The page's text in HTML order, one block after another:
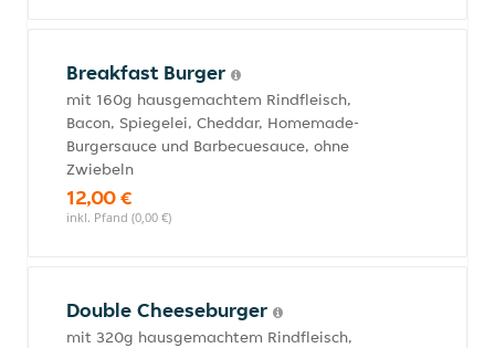
Breakfast Burger
mit 160g hausgemachtem Rindfleisch,
Bacon, Spiegelei, Cheddar, Homemade-
Burgersauce und Barbecuesauce, ohne
Zwiebeln
12,00 €
inkl. Pfand (0,00 €)
Double Cheeseburger
mit 320g hausgemachtem Rindfleisch,